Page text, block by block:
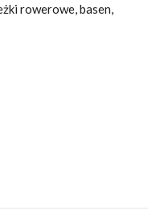
rowerowe, basen,